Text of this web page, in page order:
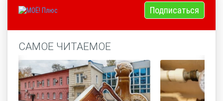
Подписаться
САМОЕ ЧИТАЕМОЕ